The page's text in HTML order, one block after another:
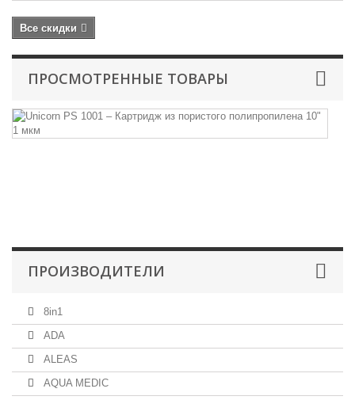
Все скидки
ПРОСМОТРЕННЫЕ ТОВАРЫ
ПРОИЗВОДИТЕЛИ
8in1
ADA
ALEAS
AQUA MEDIC